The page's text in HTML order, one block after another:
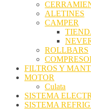
ALETINES
CAMPER
ROLLBARS
FILTROS Y
MOTOR
Culata
SISTEMA
SISTEMA